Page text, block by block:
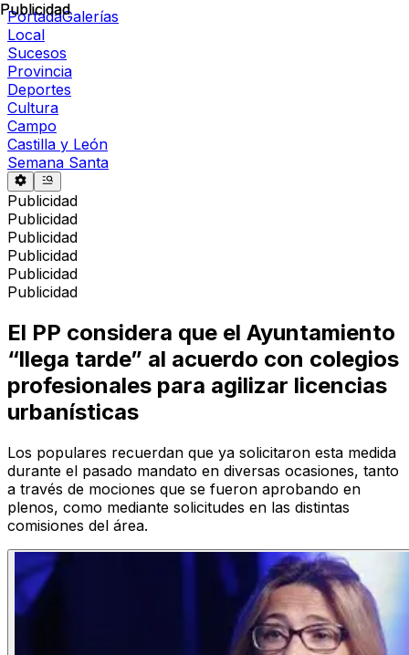
PortadaGalerías
Local
Sucesos
Provincia
Deportes
Cultura
Campo
Castilla y León
Semana Santa
Publicidad
Publicidad
Publicidad
Publicidad
Publicidad
Publicidad
Publicidad
El PP considera que el Ayuntamiento
“llega tarde” al acuerdo con colegios
profesionales para agilizar licencias
urbanísticas
Los populares recuerdan que ya solicitaron esta medida
durante el pasado mandato en diversas ocasiones, tanto
a través de mociones que se fueron aprobando en
plenos, como mediante solicitudes en las distintas
comisiones del área.
Publicidad